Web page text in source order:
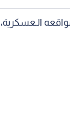
الـعسكرية،